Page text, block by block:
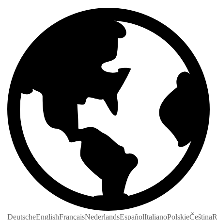
DeutscheEnglishFrançaisNederlandsEspañolItalianoPolskieČeština